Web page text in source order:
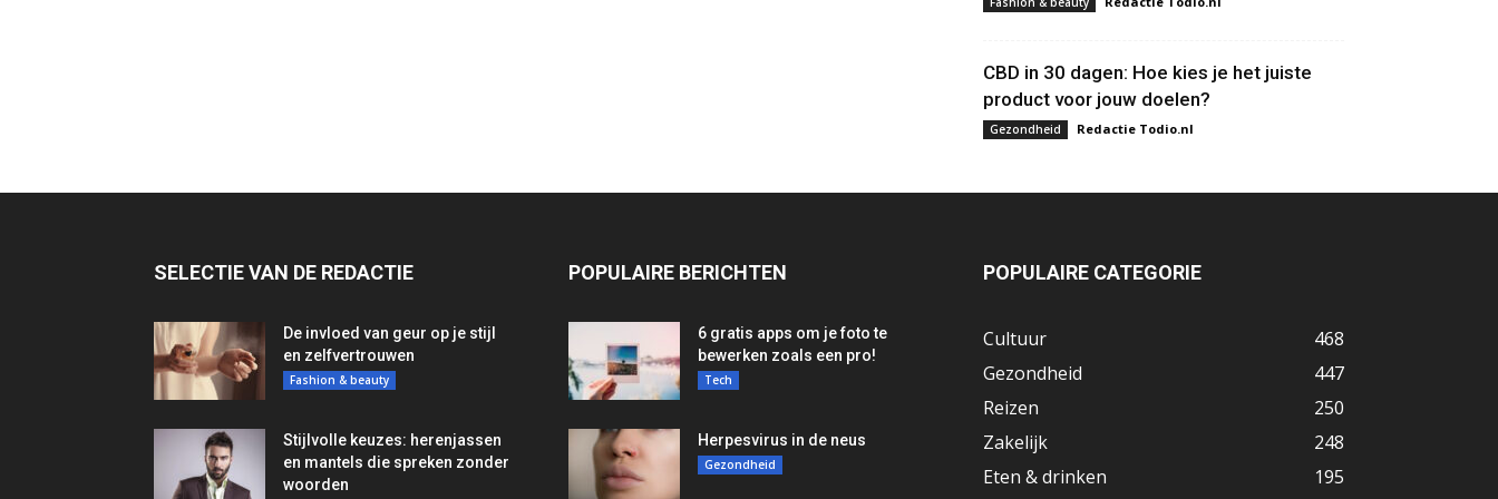
CBD in 30 dagen: Hoe kies je het juiste
product voor jouw doelen?
Gezondheid Redactie Todio.nl
SELECTIE VAN DE REDACTIE
De invloed van geur op je stijl
en zelfvertrouwen
Fashion & beauty
Stijlvolle keuzes: herenjassen
en mantels die spreken zonder
woorden
POPULAIRE BERICHTEN
6 gratis apps om je foto te
bewerken zoals een pro!
Tech
Herpesvirus in de neus
Gezondheid
POPULAIRE CATEGORIE
Cultuur
468
Gezondheid
447
Reizen
250
Zakelijk
248
Eten & drinken
195